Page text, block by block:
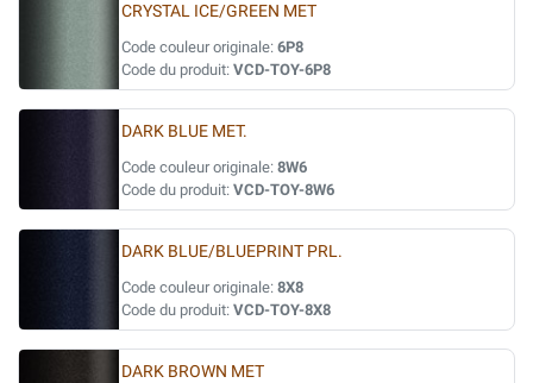
CRYSTAL ICE/GREEN MET
Code couleur originale: 6P8
Code du produit: VCD-TOY-6P8
DARK BLUE MET.
Code couleur originale: 8W6
Code du produit: VCD-TOY-8W6
DARK BLUE/BLUEPRINT PRL.
Code couleur originale: 8X8
Code du produit: VCD-TOY-8X8
DARK BROWN MET